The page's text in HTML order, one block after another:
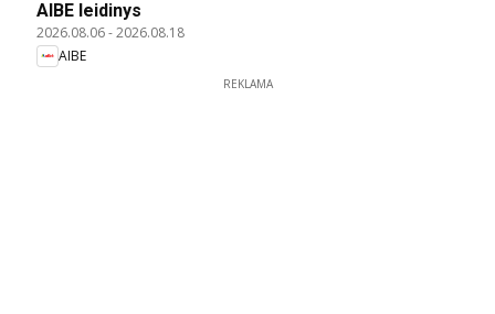
AIBE leidinys
2026.08.06-2026.08.18
AIBE
REKLAMA